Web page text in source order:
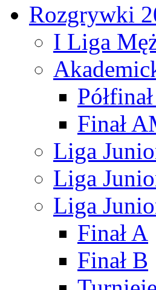
Rozgrywki
I Liga
Finał
Liga
Liga
Liga
Finał A
Finał B